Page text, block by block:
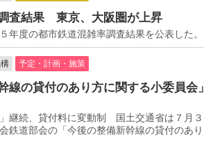
査結果 東京、大阪圏が上昇
度の都市鉄道混雑率調査結果を公表した。
予定・計画・施策
の貸付のあり方に関する小委員会」
継続、貸付料に変動制 国土交通省は７月３
鉄道部会の「今後の整備新幹線の貸付のあり